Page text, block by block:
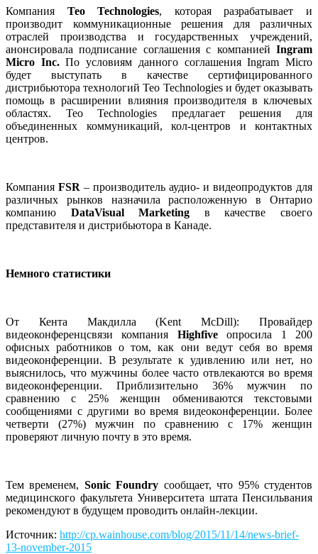
Компания Teo Technologies, которая разрабатывает и
производит коммуникационные решения для различных
отраслей производства и государственных учреждений,
анонсировала подписание соглашения с компанией Ingram
Micro Inc.По условиям данного соглашения Ingram Micro
будет выступать в качестве сертифицированного
дистрибьютора технологий Teo Technologies и будет оказывать
помощь в расширении влияния производителя в ключевых
областях. Teo Technologies предлагает решения для
объединенных коммуникаций, кол-центров и контактных
центров.
Компания FSR – производитель аудио- и видеопродуктов для
различных рынков назначила расположенную в Онтарио
компанию DataVisual Marketing в качестве своего
представителя и дистрибьютора в Канаде.
Немного статистики
От Кента Макдилла (Kent McDill): Провайдер
видеоконференцсвязи компания Highfiveопросила 1 200
офисных работников о том, как они ведут себя во время
видеоконференции. В результате к удивлению или нет, но
выяснилось, что мужчины более часто отвлекаются во время
видеоконференции. Приблизительно 36% мужчин по
сравнению с 25% женщин обмениваются текстовыми
сообщениями с другими во время видеоконференции. Более
четверти (27%) мужчин по сравнению с 17% женщин
проверяют личную почту в это время.
Тем временем, Sonic Foundry сообщает, что 95% студентов
медицинского факультета Университета штата Пенсильвания
рекомендуют в будущем проводить онлайн-лекции.
Источник: http://cp.wainhouse.com/blog/2015/11/14/news-brief-
13-november-2015